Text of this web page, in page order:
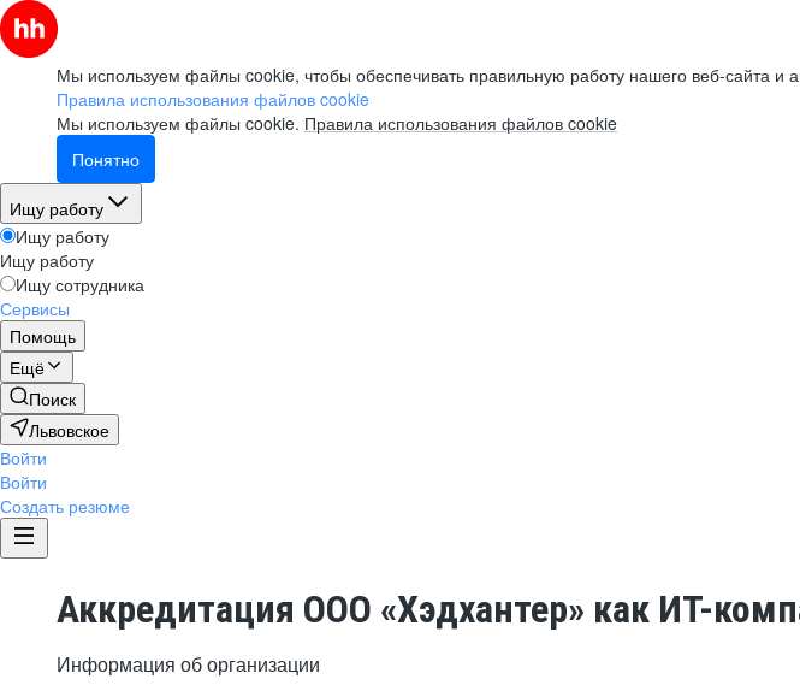
Мы используем файлы cookie, чтобы обеспечивать правильную работу нашего веб-сайта и
Правила использования файлов cookie
Мы используем файлы cookie. Правила использования файлов cookie
Понятно
Ищу работу
Ищу работу
Ищу работу
Ищу сотрудника
Сервисы
Помощь
Ещё
Поиск
Львовское
Войти
Войти
Создать резюме
Аккредитация ООО «Хэдхантер» как ИТ-
Информация об организации